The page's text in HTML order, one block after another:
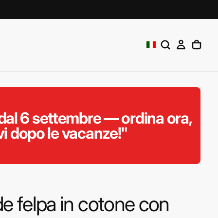
6 settembre — ordina ora,
dopo le vacanze!"
felpa in cotone con